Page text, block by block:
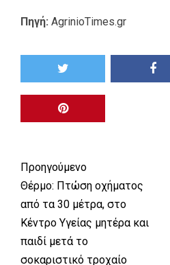
Πηγή: AgrinioTimes.gr
Προηγούμενο
Θέρμο: Πτώση οχήματος
από τα 30 μέτρα, στο
Κέντρο Υγείας μητέρα και
παιδί μετά το
σοκαριστικό τροχαίο